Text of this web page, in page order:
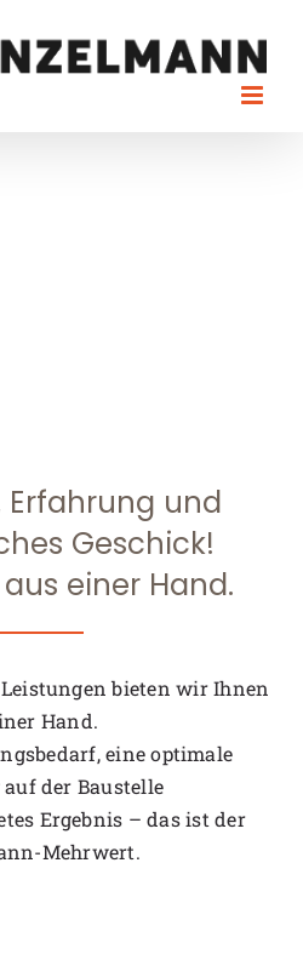
Erfahrung und
Geschick!
einer Hand.
bieten wir Ihnen
Hand.
eine optimale
der Baustelle
Ergebnis – das ist der
Mehrwert.